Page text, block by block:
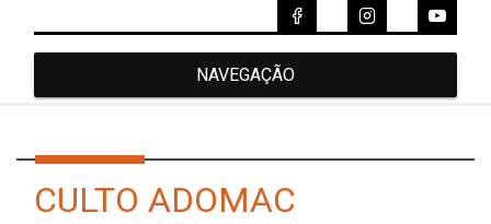
NAVEGAÇÃO
CULTO ADOMAC